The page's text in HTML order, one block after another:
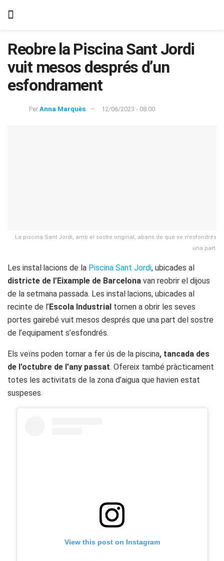
Reobre la Piscina Sant Jordi
vuit mesos després d’un
esfondrament
Per Anna Marquès 12/06/2023 - 08:00
La piscina Sant Jordi, amb el sostre original, abans de que se n'esfondrés
una part.
Les instal·lacions de la Piscina Sant Jordi, ubicades al
districte de l’Eixample de Barcelona van reobrir el dijous
de la setmana passada. Les instal·lacions, ubicades al
recinte de l’Escola Industrial tornen a obrir les seves
portes gairebé vuit mesos després que una part del sostre
de l’equipament s’esfondrés.
Els veïns poden tornar a fer ús de la piscina, tancada des
de l’octubre de l’any passat. Ofereix també pràcticament
totes les activitats de la zona d’aigua que havien estat
suspeses.
View this post on Instagram